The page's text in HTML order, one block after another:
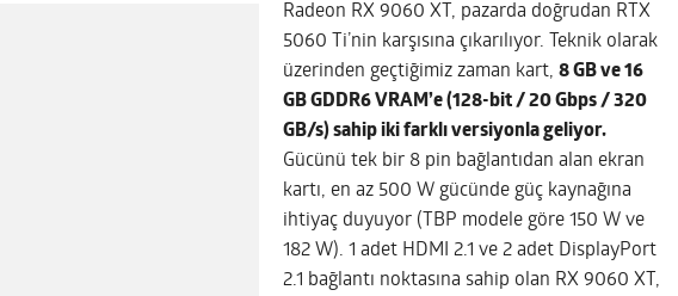
Radeon RX 9060 XT, pazarda doğrudan RTX
5060 Ti’nin karşısına çıkarılıyor. Teknik olarak
üzerinden geçtiğimiz zaman kart, 8 GB ve 16
GB GDDR6 VRAM’e (128-bit / 20 Gbps / 320
GB/s) sahip iki farklı versiyonla geliyor.
Gücünü tek bir 8 pin bağlantıdan alan ekran
kartı, en az 500 W gücünde güç kaynağına
ihtiyaç duyuyor (TBP modele göre 150 W ve
182 W). 1 adet HDMI 2.1 ve 2 adet DisplayPort
2.1 bağlantı noktasına sahip olan RX 9060 XT,